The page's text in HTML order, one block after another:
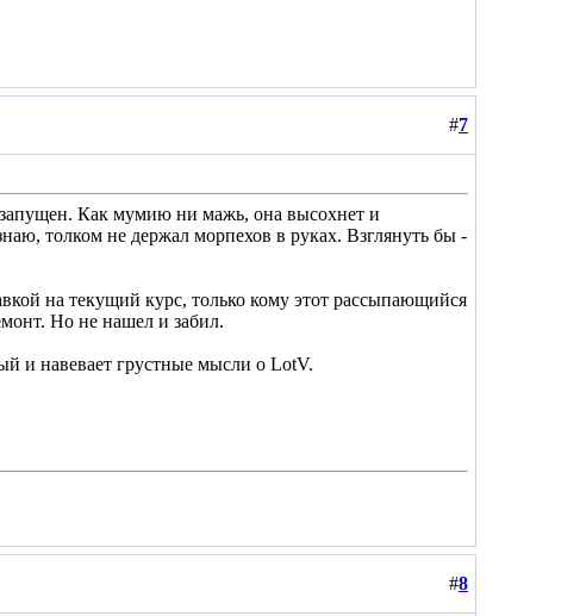
#7
запущен. Как мумию ни мажь, она высохнет и
толком не держал морпехов в руках. Взглянуть бы -
на текущий курс, только кому этот рассыпающийся
Но не нашел и забил.
и навевает грустные мысли о LotV.
#8